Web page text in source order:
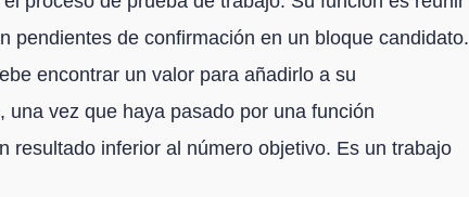
pendientes de confirmación en un bloque candidato.
encontrar un valor para añadirlo a su
una vez que haya pasado por una función
resultado inferior al número objetivo. Es un trabajo